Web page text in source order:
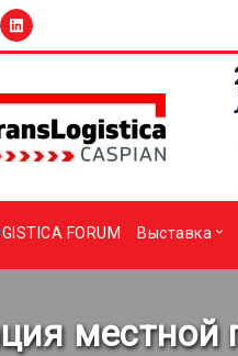
FORUM Выставка
местной